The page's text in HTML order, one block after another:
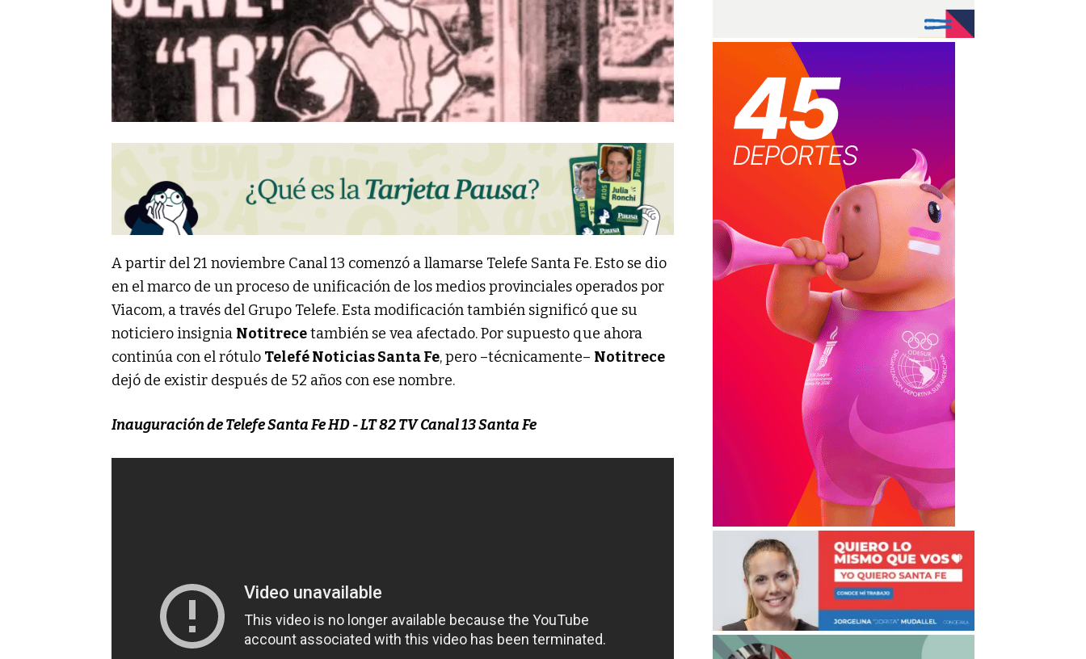
A partir del 21 noviembre Canal 13 comenzó a llamarse Telefe Santa Fe. Esto se dio
en el marco de un proceso de unificación de los medios provinciales operados por
Viacom, a través del Grupo Telefe. Esta modificación también significó que su
noticiero insignia Notitrecetambién se vea afectado. Por supuesto que ahora
continúa con el rótulo Telefé Noticias Santa Fe, pero –técnicamente– Notitrece
dejó de existir después de 52 años con ese nombre.
Inauguración de Telefe Santa Fe HD - LT 82 TV Canal 13 Santa Fe